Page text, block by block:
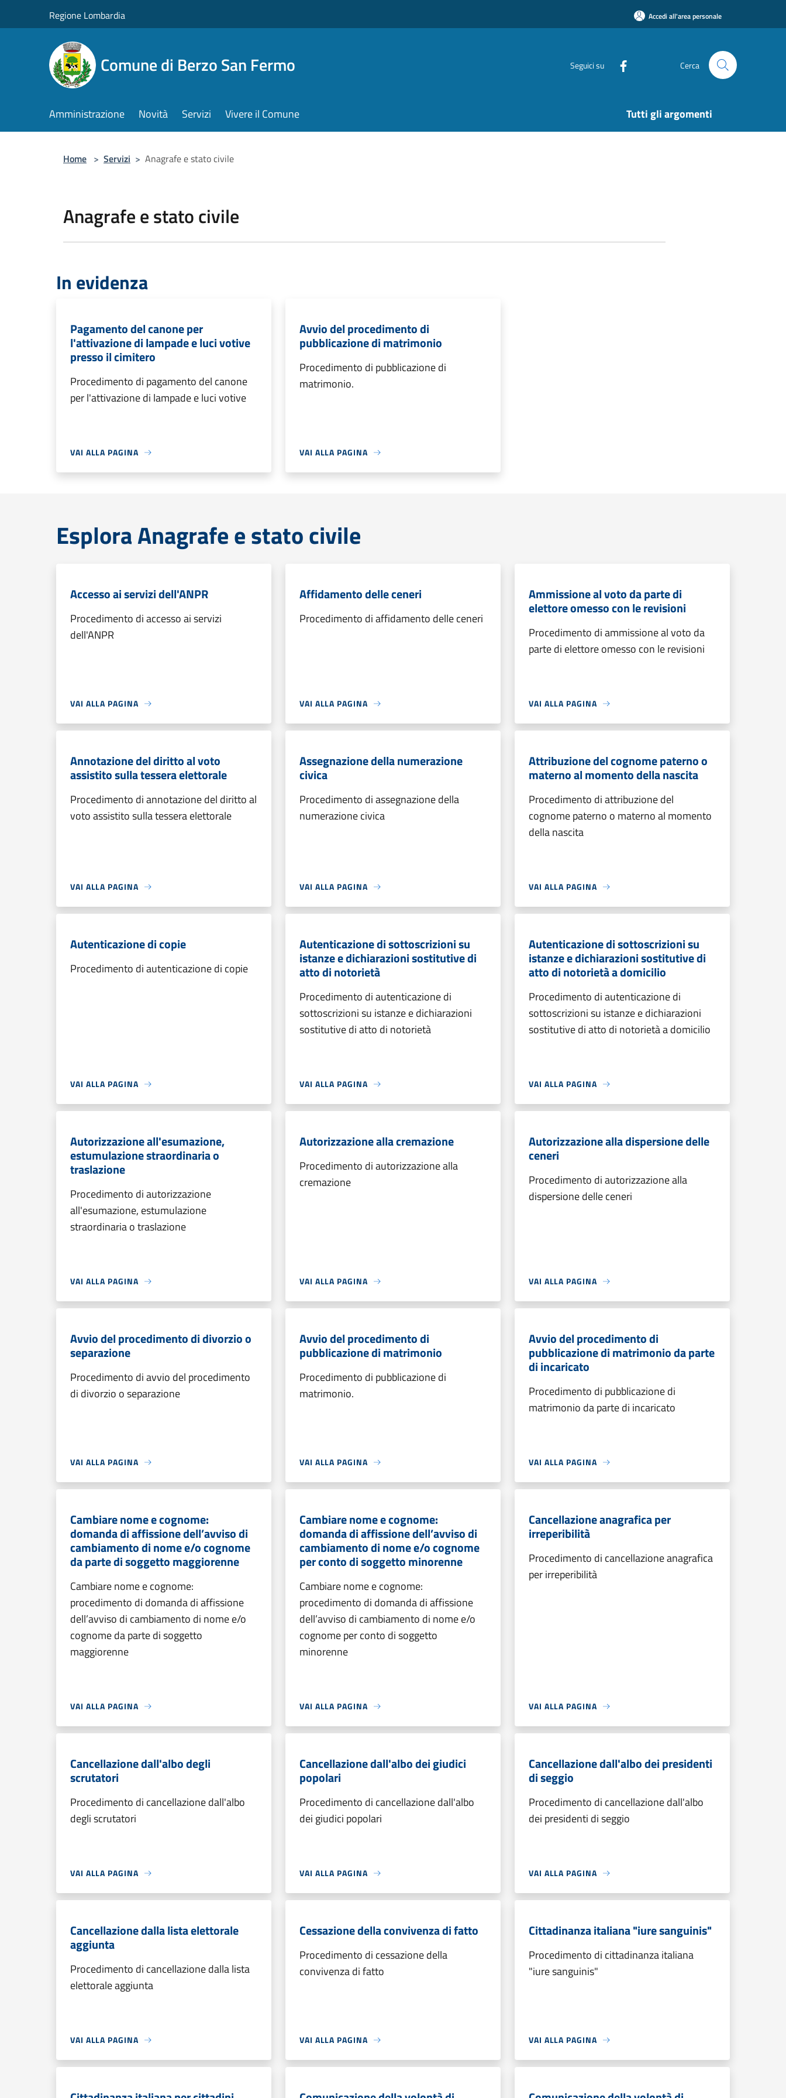
Regione Lombardia Accedi all'area personale
Comune di Berzo San Fermo Seguici su Cerca
Amministrazione Novità Servizi Vivere il Comune Tutti gli argomenti
Home > Servizi > Anagrafe e stato civile
Anagrafe e stato civile
In evidenza
Pagamento del canone per
l'attivazione di lampade e luci votive
presso il cimitero
Procedimento di pagamento del canone
per l'attivazione di lampade e luci votive
VAI ALLA PAGINA
Avvio del procedimento di
pubblicazione di matrimonio
Procedimento di pubblicazione di
matrimonio.
VAI ALLA PAGINA
Esplora Anagrafe e stato civile
Accesso ai servizi dell'ANPR
Procedimento di accesso ai servizi
dell'ANPR
VAI ALLA PAGINA
Affidamento delle ceneri
Procedimento di affidamento delle ceneri
VAI ALLA PAGINA
Ammissione al voto da parte di
elettore omesso con le revisioni
Procedimento di ammissione al voto da
parte di elettore omesso con le revisioni
VAI ALLA PAGINA
Annotazione del diritto al voto
assistito sulla tessera elettorale
Procedimento di annotazione del diritto al
voto assistito sulla tessera elettorale
VAI ALLA PAGINA
Assegnazione della numerazione
civica
Procedimento di assegnazione della
numerazione civica
VAI ALLA PAGINA
Attribuzione del cognome paterno o
materno al momento della nascita
Procedimento di attribuzione del
cognome paterno o materno al momento
della nascita
VAI ALLA PAGINA
Autenticazione di copie
Procedimento di autenticazione di copie
VAI ALLA PAGINA
Autenticazione di sottoscrizioni su
istanze e dichiarazioni sostitutive di
atto di notorietà
Procedimento di autenticazione di
sottoscrizioni su istanze e dichiarazioni
sostitutive di atto di notorietà
VAI ALLA PAGINA
Autenticazione di sottoscrizioni su
istanze e dichiarazioni sostitutive di
atto di notorietà a domicilio
Procedimento di autenticazione di
sottoscrizioni su istanze e dichiarazioni
sostitutive di atto di notorietà a domicilio
VAI ALLA PAGINA
Autorizzazione all'esumazione,
estumulazione straordinaria o
traslazione
Procedimento di autorizzazione
all'esumazione, estumulazione
straordinaria o traslazione
VAI ALLA PAGINA
Autorizzazione alla cremazione
Procedimento di autorizzazione alla
cremazione
VAI ALLA PAGINA
Autorizzazione alla dispersione delle
ceneri
Procedimento di autorizzazione alla
dispersione delle ceneri
VAI ALLA PAGINA
Avvio del procedimento di divorzio o
separazione
Procedimento di avvio del procedimento
di divorzio o separazione
VAI ALLA PAGINA
Avvio del procedimento di
pubblicazione di matrimonio
Procedimento di pubblicazione di
matrimonio.
VAI ALLA PAGINA
Avvio del procedimento di
pubblicazione di matrimonio da parte
di incaricato
Procedimento di pubblicazione di
matrimonio da parte di incaricato
VAI ALLA PAGINA
Cambiare nome e cognome:
domanda di affissione dell’avviso di
cambiamento di nome e/o cognome
da parte di soggetto maggiorenne
Cambiare nome e cognome:
procedimento di domanda di affissione
dell’avviso di cambiamento di nome e/o
cognome da parte di soggetto
maggiorenne
VAI ALLA PAGINA
Cambiare nome e cognome:
domanda di affissione dell’avviso di
cambiamento di nome e/o cognome
per conto di soggetto minorenne
Cambiare nome e cognome:
procedimento di domanda di affissione
dell’avviso di cambiamento di nome e/o
cognome per conto di soggetto
minorenne
VAI ALLA PAGINA
Cancellazione anagrafica per
irreperibilità
Procedimento di cancellazione anagrafica
per irreperibilità
VAI ALLA PAGINA
Cancellazione dall'albo degli
scrutatori
Procedimento di cancellazione dall'albo
degli scrutatori
VAI ALLA PAGINA
Cancellazione dall'albo dei giudici
popolari
Procedimento di cancellazione dall'albo
dei giudici popolari
VAI ALLA PAGINA
Cancellazione dall'albo dei presidenti
di seggio
Procedimento di cancellazione dall'albo
dei presidenti di seggio
VAI ALLA PAGINA
Cancellazione dalla lista elettorale
aggiunta
Procedimento di cancellazione dalla lista
elettorale aggiunta
VAI ALLA PAGINA
Cessazione della convivenza di fatto
Procedimento di cessazione della
convivenza di fatto
VAI ALLA PAGINA
Cittadinanza italiana "iure sanguinis"
Procedimento di cittadinanza italiana
"iure sanguinis"
VAI ALLA PAGINA